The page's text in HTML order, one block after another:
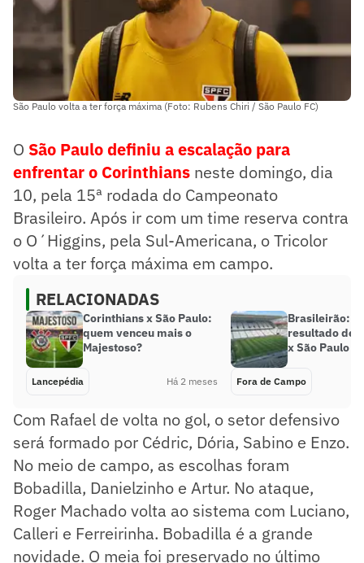
São Paulo volta a ter força máxima (Foto: Rubens Chiri / São Paulo FC)
O São Paulo definiu a escalação para
enfrentar o Corinthians neste domingo, dia
10, pela 15ª rodada do Campeonato
Brasileiro. Após ir com um time reserva contra
o O´Higgins, pela Sul-Americana, o Tricolor
volta a ter força máxima em campo.
RELACIONADAS
Corinthians x São Paulo:
quem venceu mais o
Majestoso?
Lancepédia Há 2 meses
Brasileirão:
resultado de
x São Paulo
Fora de Campo
Com Rafael de volta no gol, o setor defensivo
será formado por Cédric, Dória, Sabino e Enzo.
No meio de campo, as escolhas foram
Bobadilla, Danielzinho e Artur. No ataque,
Roger Machado volta ao sistema com Luciano,
Calleri e Ferreirinha. Bobadilla é a grande
novidade. O meia foi preservado no último